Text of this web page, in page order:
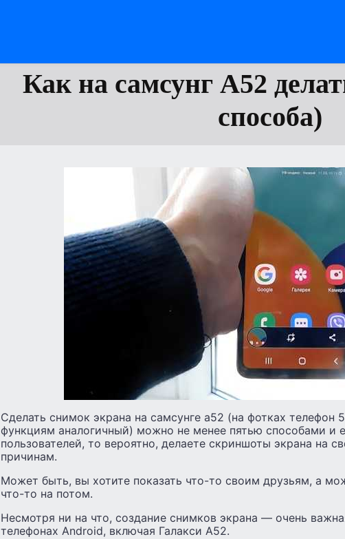
Как на самсунг А52
способа)
Сделать снимок экрана на самсунге а52 (на фотках телефон
функциям аналогичный) можно не менее пятью способами и
пользователей, то вероятно, делаете скриншоты экрана на
причинам.
Может быть, вы хотите показать что-то своим друзьям, а
что-то на потом.
Несмотря ни на что, создание снимков экрана — очень
телефонах Android, включая Галакси А52.